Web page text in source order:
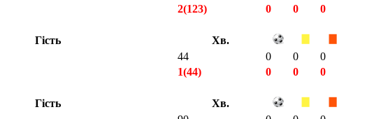
2(123) 0 0
0
Гість
Хв.
44 0 0
0
1(44) 0 0
0
Гість
Хв.